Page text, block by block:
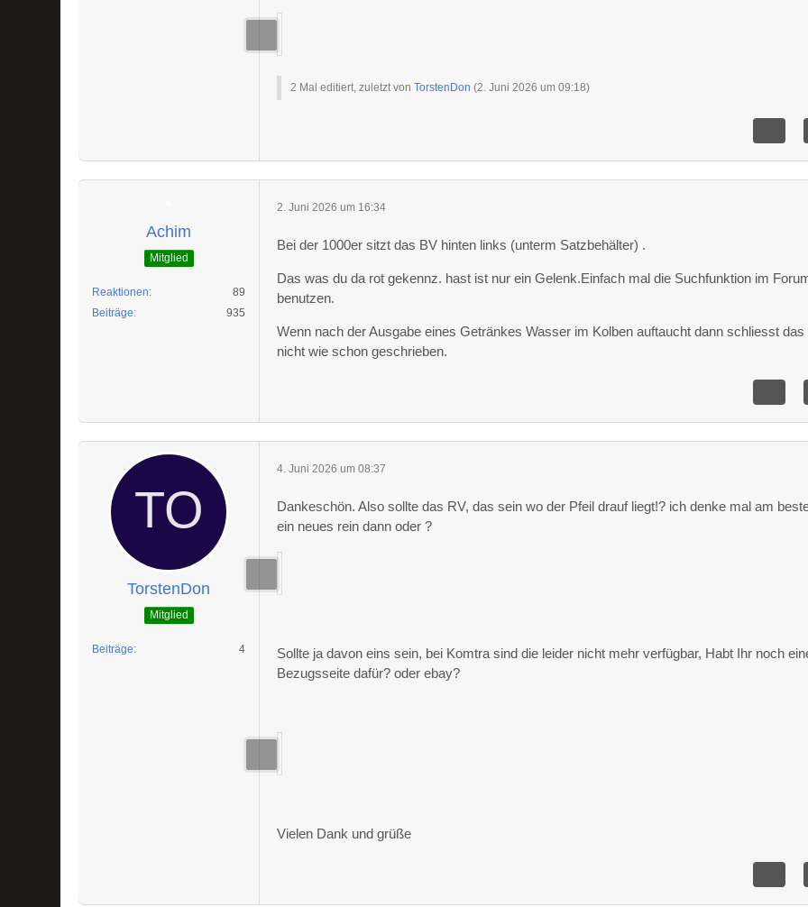
2 Mal editiert, zuletzt vonTorstenDon (2. Juni 2026 um 09:18)
Achim
Mitglied
Reaktionen
89
Beiträge
935
2. Juni 2026 um 16:34
Bei der 1000er sitzt das BV hinten links (unterm Satzbehälter) .
Das was du da rot gekennz. hast ist nur ein Gelenk.Einfach mal die Suchfunktion im
benutzen.
Wenn nach der Ausgabe eines Getränkes Wasser im Kolben auftaucht dann schliesst das
nicht wie schon geschrieben.
TorstenDon
Mitglied
Beiträge 4
4. Juni 2026 um 08:37
Dankeschön. Also sollte das RV, das sein wo der Pfeil drauf liegt!? ich denke mal am
ein neues rein dann oder ?
Sollte ja davon eins sein, bei Komtra sind die leider nicht mehr verfügbar, Habt Ihr noch
Bezugsseite dafür? oder ebay?
Vielen Dank und grüße